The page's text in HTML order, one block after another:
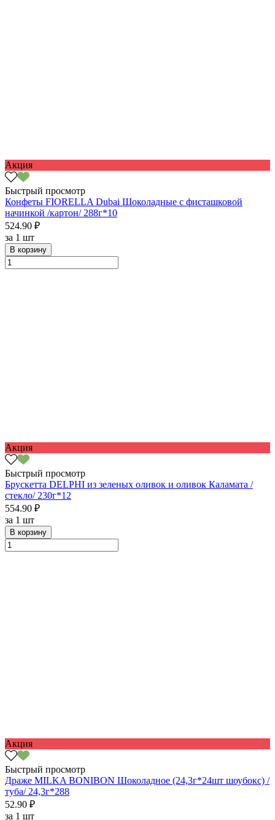
Акция
Быстрый просмотр
Конфеты FIORELLA Dubai Шоколадные с фисташковой
начинкой /картон/ 288г*10
524.90 ₽
за 1 шт
В корзину
Акция
Быстрый просмотр
Брускетта DELPHI из зеленых оливок и оливок Каламата /
стекло/ 230г*12
554.90 ₽
за 1 шт
В корзину
Акция
Быстрый просмотр
Драже MILKA BONIBON Шоколадное (24,3г*24шт шоубокс) /
туба/ 24,3г*288
52.90 ₽
за 1 шт